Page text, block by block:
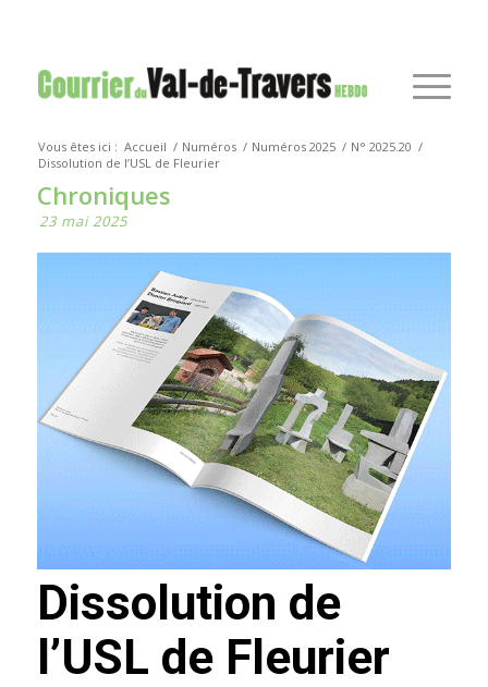
Vous êtes ici : Accueil / Numéros / Numéros 2025 / N° 2025.20 /
Dissolution de l’USL de Fleurier
Chroniques
23 mai 2025
Dissolution de
l’USL de Fleurier